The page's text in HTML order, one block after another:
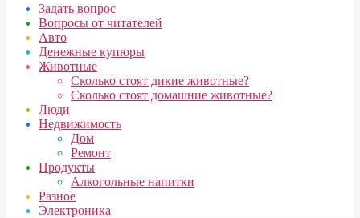
Задать вопрос
Вопросы от читателей
Авто
Денежные купюры
Животные
Сколько стоят дикие животные?
Сколько стоят домашние животные?
Люди
Недвижимость
Дом
Ремонт
Продукты
Алкогольные напитки
Разное
Электроника